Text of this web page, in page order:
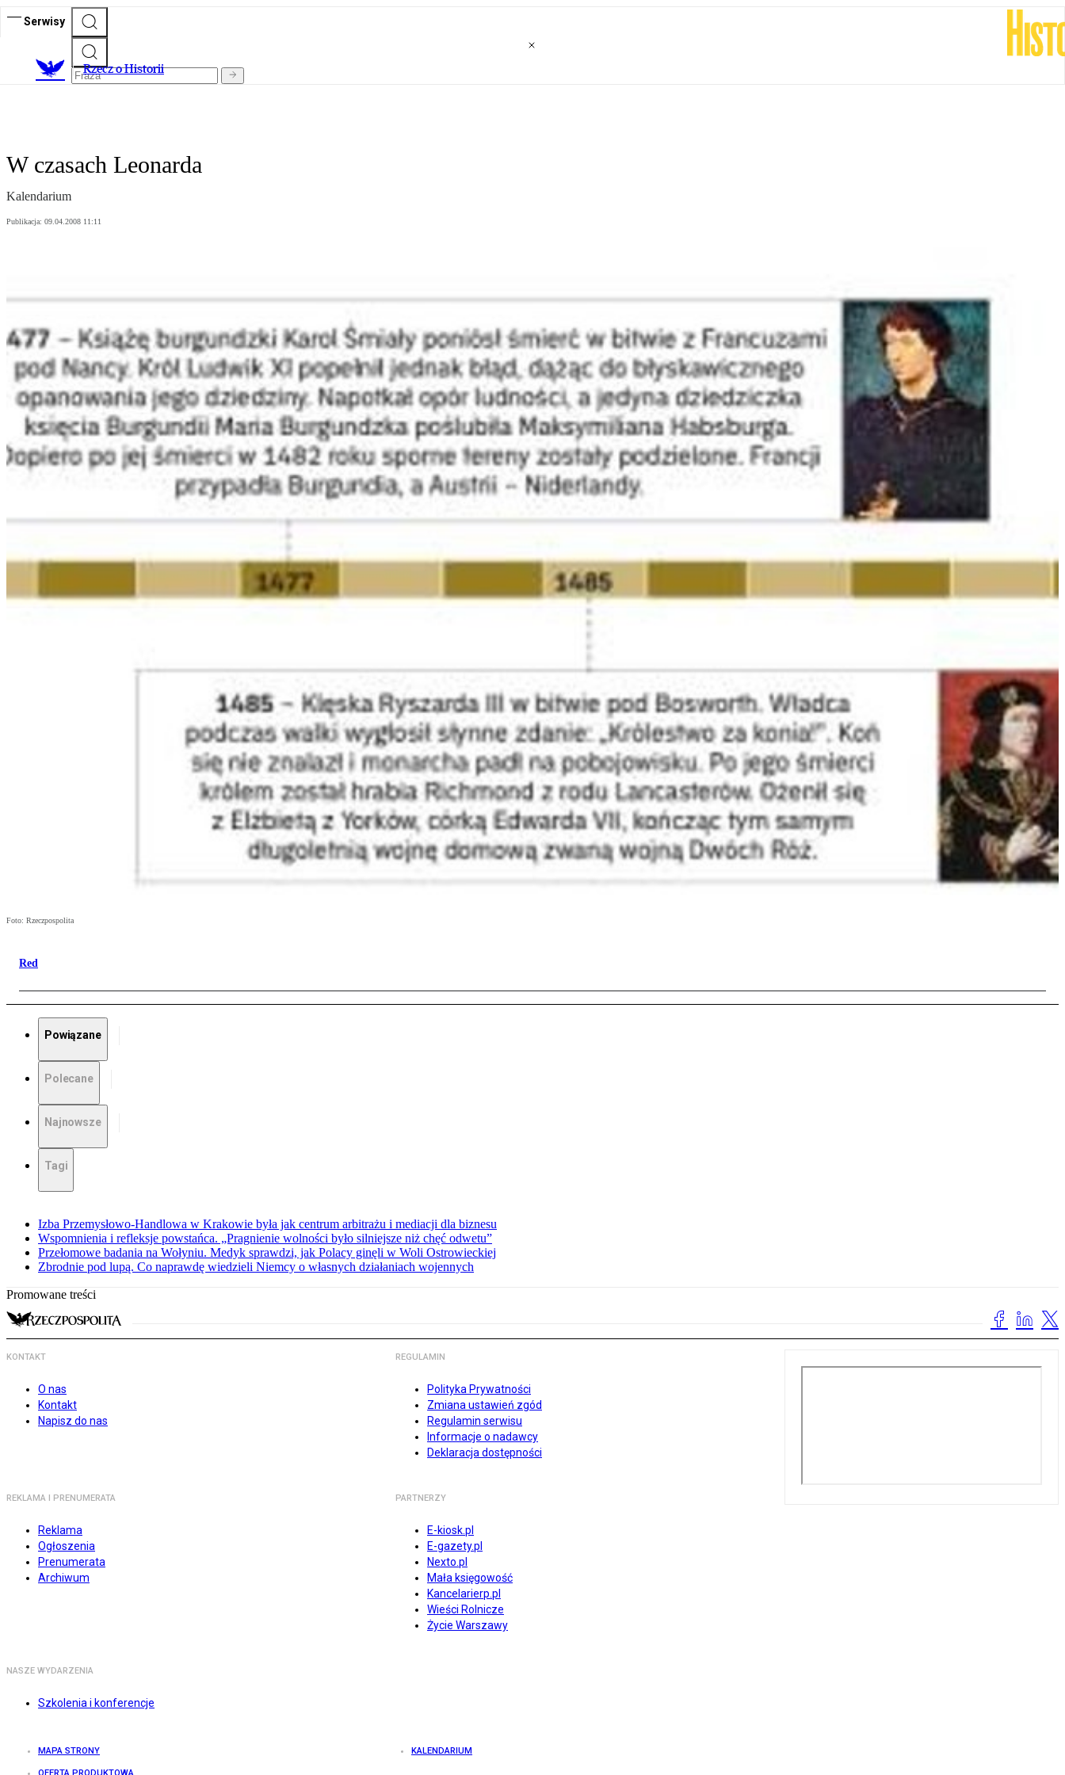
Serwisy
Rzecz o Historii
W czasach Leonarda
Kalendarium
Publikacja: 09.04.2008 11:11
Foto: Rzeczpospolita
Red
Powiązane
Polecane
Najnowsze
Tagi
Izba Przemysłowo-Handlowa w Krakowie była jak centrum arbitrażu i mediacji dla biznesu
Wspomnienia i refleksje powstańca. „Pragnienie wolności było silniejsze niż chęć odwetu”
Przełomowe badania na Wołyniu. Medyk sprawdzi, jak Polacy ginęli w Woli Ostrowieckiej
Zbrodnie pod lupą. Co naprawdę wiedzieli Niemcy o własnych działaniach wojennych
Promowane treści
KONTAKT
O nas
Kontakt
Napisz do nas
REGULAMIN
Polityka Prywatności
Zmiana ustawień zgód
Regulamin serwisu
Informacje o nadawcy
Deklaracja dostępności
REKLAMA I PRENUMERATA
Reklama
Ogłoszenia
Prenumerata
Archiwum
PARTNERZY
E-kiosk.pl
E-gazety.pl
Nexto.pl
Mała księgowość
Kancelarierp.pl
Wieści Rolnicze
Życie Warszawy
NASZE WYDARZENIA
Szkolenia i konferencje
MAPA STRONY KALENDARIUM